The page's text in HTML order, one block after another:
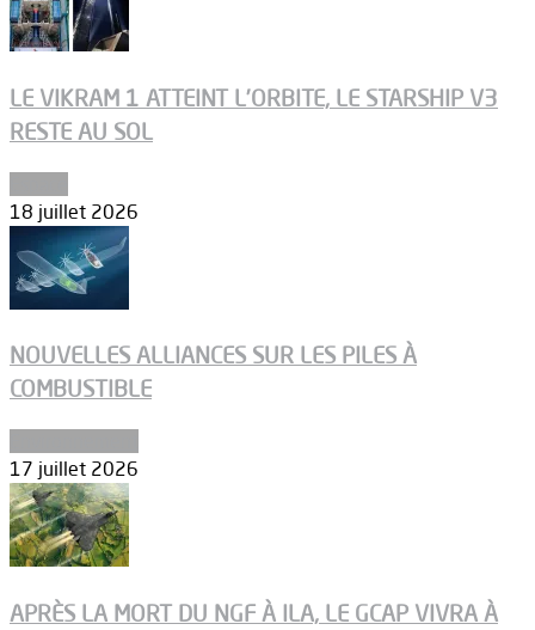
LE VIKRAM 1 ATTEINT L’ORBITE, LE STARSHIP V3
RESTE AU SOL
18 juillet 2026
NOUVELLES ALLIANCES SUR LES PILES À
COMBUSTIBLE
17 juillet 2026
APRÈS LA MORT DU NGF À ILA, LE GCAP VIVRA À